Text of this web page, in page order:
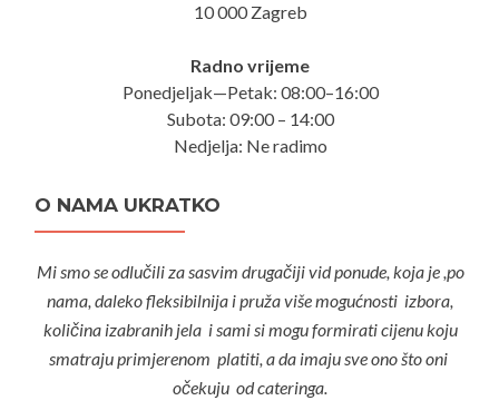
10 000 Zagreb
Radno vrijeme
Ponedjeljak—Petak: 08:00–16:00
Subota: 09:00 – 14:00
Nedjelja: Ne radimo
O NAMA UKRATKO
Mi smo se odlučili za sasvim drugačiji vid ponude, koja je ,po
nama, daleko fleksibilnija i pruža više mogućnosti izbora,
količina izabranih jela i sami si mogu formirati cijenu koju
smatraju primjerenom platiti, a da imaju sve ono što oni
očekuju od cateringa.